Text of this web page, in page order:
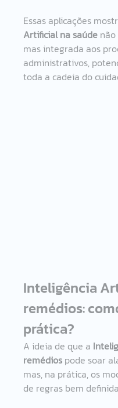
Essas aplicações
Artificial na saúde
mas integrada aos
administrativos,
toda a cadeia do
Inteligência
remédios:
prática?
A ideia de que a
remédios pode soar
mas, na prática, os
de regras bem